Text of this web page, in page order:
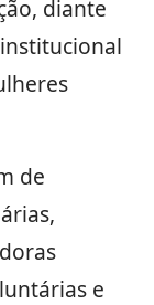
diante
de
e